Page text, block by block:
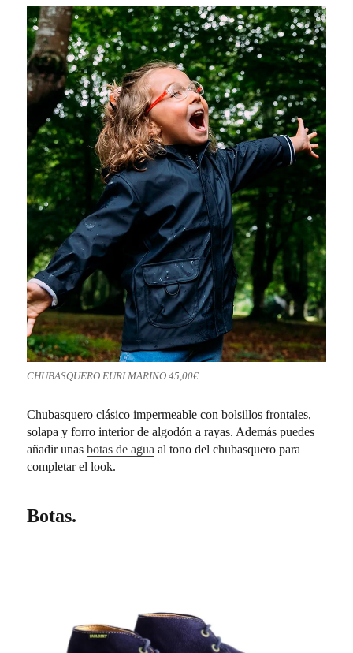
CHUBASQUERO EURI MARINO 45,00€
Chubasquero clásico impermeable con bolsillos frontales,
solapa y forro interior de algodón a rayas. Además puedes
añadir unasbotas de agua al tono del chubasquero para
completar el look.
Botas.